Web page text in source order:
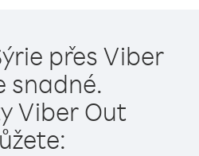
přes Viber
snadné.
Viber Out